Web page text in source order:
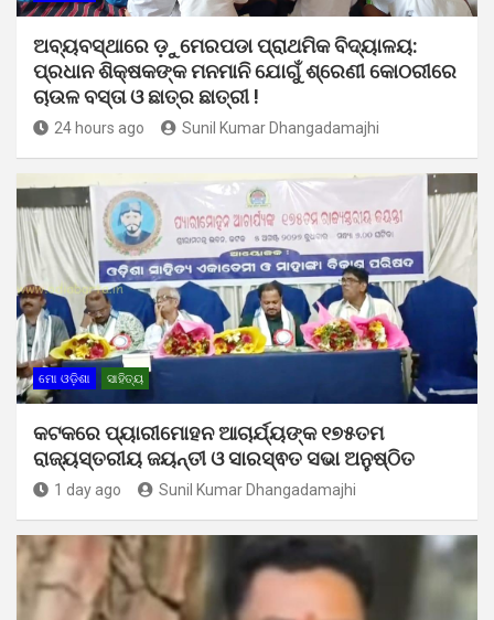
ଅବ୍ୟବସ୍ଥାରେ ଡ଼ୁମେରପଡା ପ୍ରାଥମିକ ବିଦ୍ୟାଳୟ:
ପ୍ରଧାନ ଶିକ୍ଷକଙ୍କ ମନମାନି ଯୋଗୁଁ ଶ୍ରେଣୀ କୋଠରୀରେ
ଚାଉଳ ବସ୍ତା ଓ ଛାତ୍ର ଛାତ୍ରୀ !
24 hours ago Sunil Kumar Dhangadamajhi
ମୋ ଓଡ଼ିଶା ସାହିତ୍ୟ
କଟକରେ ପ୍ୟାରୀମୋହନ ଆଚାର୍ଯ୍ୟଙ୍କ ୧୭୫ତମ
ରାଜ୍ୟସ୍ତରୀୟ ଜୟନ୍ତୀ ଓ ସାରସ୍ଵତ ସଭା ଅନୁଷ୍ଠିତ
1 day ago Sunil Kumar Dhangadamajhi